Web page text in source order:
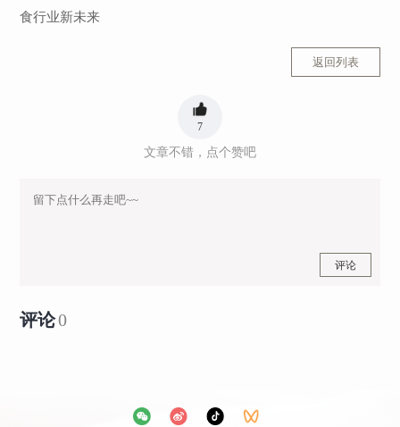
食行业新未来
返回列表
7
文章不错，点个赞吧
评论
评论0